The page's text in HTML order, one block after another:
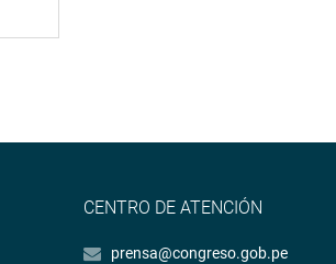
CENTRO DE ATENCIÓN
prensa@congreso.gob.pe